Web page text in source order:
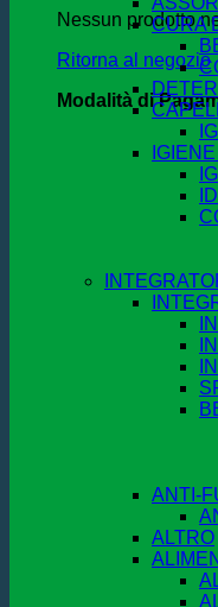
Nessun prodotto
Ritorna al negozio
Modalità di
CURA
ANTI-
ALTRO